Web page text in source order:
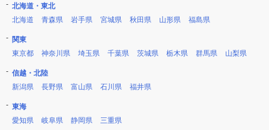
北海道・東北
北海道
青森県 岩手県 宮城県 秋田県 山形県 福島県
関東
東京都
神奈川県 埼玉県 千葉県 茨城県 栃木県 群馬県 山梨県
信越・北陸
新潟県
長野県 富山県 石川県 福井県
東海
愛知県
岐阜県 静岡県 三重県